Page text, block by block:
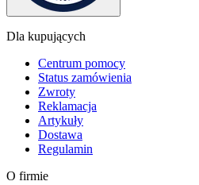
Dla kupujących
Centrum pomocy
Status zamówienia
Zwroty
Reklamacja
Artykuły
Dostawa
Regulamin
O firmie